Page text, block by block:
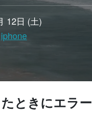
12日 (土)
iphone
ときにエラー